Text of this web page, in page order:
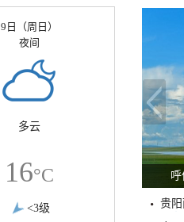
9日（周日）
夜间
多云
16°C
<3级
贵